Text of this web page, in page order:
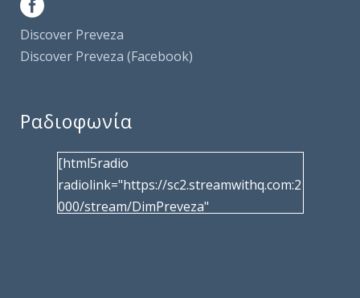
Discover Preveza
Discover Preveza (Facebook)
Ραδιοφωνία
[html5radio
radiolink="https://sc2.streamwithq.com:2
000/stream/DimPreveza"